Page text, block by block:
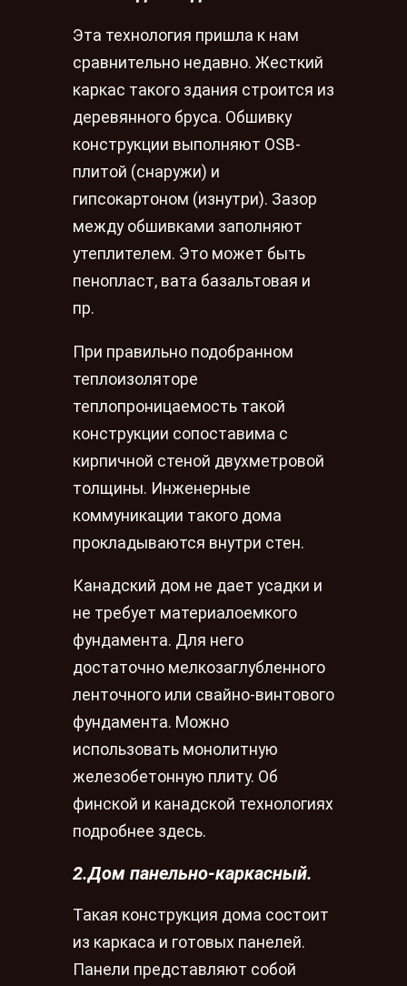
Эта технология пришла к нам
сравнительно недавно. Жесткий
каркас такого здания строится из
деревянного бруса. Обшивку
конструкции выполняют OSB-
плитой (снаружи) и
гипсокартоном (изнутри). Зазор
между обшивками заполняют
утеплителем. Это может быть
пенопласт, вата базальтовая и
пр.
При правильно подобранном
теплоизоляторе
теплопроницаемость такой
конструкции сопоставима с
кирпичной стеной двухметровой
толщины. Инженерные
коммуникации такого дома
прокладываются внутри стен.
Канадский дом не дает усадки и
не требует материалоемкого
фундамента. Для него
достаточно мелкозаглубленного
ленточного или свайно-винтового
фундамента. Можно
использовать монолитную
железобетонную плиту. Об
финской и канадской технологиях
подробнее здесь.
2.Дом панельно-каркасный.
Такая конструкция дома состоит
из каркаса и готовых панелей.
Панели представляют собой